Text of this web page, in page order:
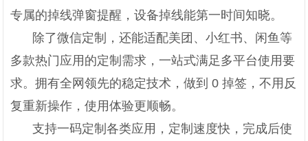
专属的掉线弹窗提醒，设备掉线能第一时间知晓。
除了微信定制，还能适配美团、小红书、闲鱼等
多款热门应用的定制需求，一站式满足多平台使用要
求。拥有全网领先的稳定技术，做到 0 掉签，不用反
复重新操作，使用体验更顺畅。
支持一码定制各类应用，定制速度快，完成后使